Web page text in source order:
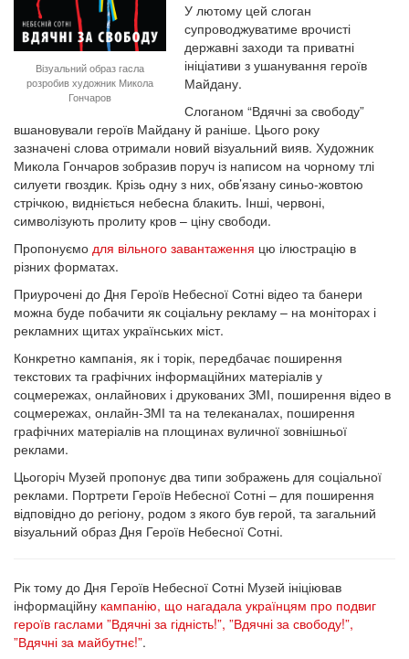
Візуальний образ гасла
розробив художник Микола
Гончаров
У лютому цей слоган
супроводжуватиме врочисті
державні заходи та приватні
ініціативи з ушанування героїв
Майдану.
Слоганом “Вдячні за свободу”
вшановували героїв Майдану й раніше. Цього року
зазначені слова отримали новий візуальний вияв. Художник
Микола Гончаров зобразив поруч із написом на чорному тлі
силуети гвоздик. Крізь одну з них, обв’язану синьо-жовтою
стрічкою, видніється небесна блакить. Інші, червоні,
символізують пролиту кров – ціну свободи.
Пропонуємо для вільного завантаження цю ілюстрацію в
різних форматах.
Приурочені до Дня Героїв Небесної Сотні відео та банери
можна буде побачити як соціальну рекламу – на моніторах і
рекламних щитах українських міст.
Конкретно кампанія, як і торік, передбачає поширення
текстових та графічних інформаційних матеріалів у
соцмережах, онлайнових і друкованих ЗМІ, поширення відео в
соцмережах, онлайн-ЗМІ та на телеканалах, поширення
графічних матеріалів на площинах вуличної зовнішньої
реклами.
Цьогоріч Музей пропонує два типи зображень для соціальної
реклами. Портрети Героїв Небесної Сотні – для поширення
відповідно до регіону, родом з якого був герой, та загальний
візуальний образ Дня Героїв Небесної Сотні.
Рік тому до Дня Героїв Небесної Сотні Музей ініціював
інформаційну кампанію, що нагадала українцям про подвиг
героїв гаслами ”Вдячні за гідність!”, ”Вдячні за свободу!”,
”Вдячні за майбутнє!”.